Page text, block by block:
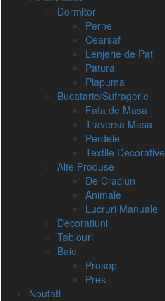
Dormitor
Perne
Cearsaf
Lenjerie de Pat
Patura
Plapuma
Bucatarie/Sufragerie
Fata de Masa
Traversa Masa
Perdele
Textile Decorative
Alte Produse
De Craciun
Animale
Lucruri Manuale
Decoratiuni
Tablouri
Baie
Prosop
Pres
Noutati